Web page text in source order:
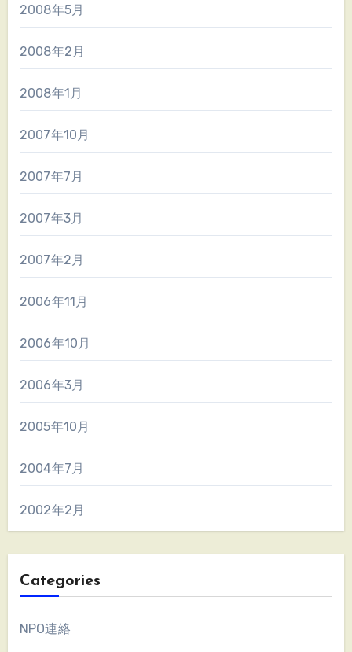
2008年5月
2008年2月
2008年1月
2007年10月
2007年7月
2007年3月
2007年2月
2006年11月
2006年10月
2006年3月
2005年10月
2004年7月
2002年2月
Categories
NPO連絡